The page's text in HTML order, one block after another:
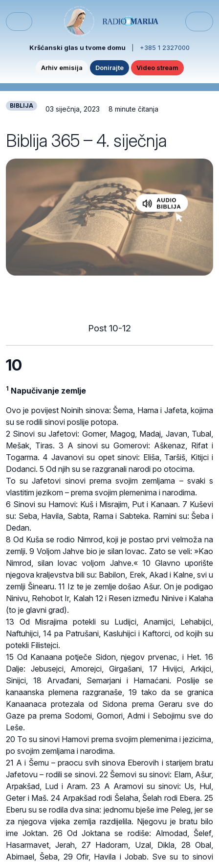
Menu
Kršćanski glas u tvome domu +385 1 2327000
Arhiv emisija Donirajte Video stream
BIBLIJA 03 siječnja, 2023 8 minute čitanja
Biblija 365 – 4. siječnja
Post 10-12
10
1 Napučivanje zemlje
Ovo je povijest Noinih sinova: Šema, Hama i Jafeta, kojima
su se rodili sinovi poslije potopa.
2 Sinovi su Jafetovi: Gomer, Magog, Madaj, Javan, Tubal,
Mešak, Tiras. 3 A sinovi su Gomerovi: Aškenaz, Rifat i
Togarma. 4 Javanovi su opet sinovi: Eliša, Taršiš, Kitijci i
Dodanci. 5 Od njih su se razgranali narodi po otocima.
To su Jafetovi sinovi prema svojim zemljama – svaki s
vlastitim jezikom – prema svojim plemenima i narodima.
6 Sinovi su Hamovi: Kuš i Misrajim, Put i Kanaan. 7 Kuševi
su: Seba, Havila, Sabta, Rama i Sabteka. Ramini su: Šeba i
Dedan.
8 Od Kuša se rodio Nimrod, koji je postao prvi velmoža na
zemlji. 9 Voljom Jahve bio je silan lovac. Zato se veli: »Kao
Nimrod, silan lovac voljom Jahve.« 10 Glavno uporište
njegova kraljevstva bili su: Babilon, Erek, Akad i Kalne, svi u
zemlji Šinearu. 11 Iz te je zemlje došao Ašur. On je podigao
Ninivu, Rehobot Ir, Kalah 12 i Resen između Ninive i Kalaha
(to je glavni grad).
13 Od Misrajima potekli su Ludijci, Anamijci, Lehabijci,
Naftuhijci, 14 pa Patrušani, Kasluhijci i Kaftorci, od kojih su
potekli Filistejci.
15 Od Kanaana potječe Sidon, njegov prvenac, i Het. 16
Dalje: Jebusejci, Amorejci, Girgašani, 17 Hivijci, Arkijci,
Sinijci, 18 Arvađani, Semarjani i Hamaćani. Poslije se
kanaanska plemena razgranaše, 19 tako da se granica
Kanaanaca protezala od Sidona prema Geraru sve do
Gaze pa prema Sodomi, Gomori, Admi i Sebojimu sve do
Leše.
20 To su sinovi Hamovi prema svojim plemenima i jezicima,
po svojim zemljama i narodima.
21 A i Šemu – praocu svih sinova Eberovih i starijem bratu
Jafetovu – rodili se sinovi. 22 Šemovi su sinovi: Elam, Ašur,
Arpakšad, Lud i Aram. 23 A Aramovi su sinovi: Us, Hul,
Geter i Maš. 24 Arpakšad rodi Šelaha, Šelah rodi Ebera. 25
Eberu su se rodila dva sina: jednomu bješe ime Peleg, jer se
za njegova vijeka zemlja razdijelila. Njegovu je bratu bilo
ime Joktan. 26 Od Joktana se rodiše: Almodad, Šelef,
Hasarmavet, Jerah, 27 Hadoram, Uzal, Dikla, 28 Obal,
Abimael, Šeba, 29 Ofir, Havila i Jobab. Sve su to sinovi